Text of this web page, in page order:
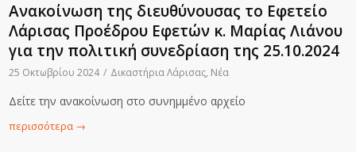
Ανακοίνωση της διευθύνουσας το Εφετείο
Λάρισας Προέδρου Εφετών κ. Μαρίας Λιάνου
για την πολιτική συνεδρίαση της 25.10.2024
25 Οκτωβρίου 2024 / Δικαστήρια Λάρισας, Νέα
Δείτε την ανακοίνωση στο συνημμένο αρχείο
περισσότερα →